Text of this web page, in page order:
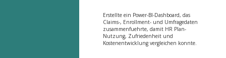
Erstellte ein Power-BI-Dashboard, das
Claims-, Enrollment- und Umfragedaten
zusammenfuehrte, damit HR Plan-
Nutzung, Zufriedenheit und
Kostenentwicklung vergleichen konnte.